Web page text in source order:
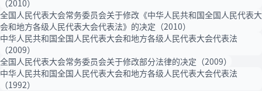
（2010）
全国人民代表大会常务委员会关于修改《中华人民共和国全国人民代表大
会和地方各级人民代表大会代表法》的决定（2010）
中华人民共和国全国人民代表大会和地方各级人民代表大会代表法
（2009）
全国人民代表大会常务委员会关于修改部分法律的决定（2009）
中华人民共和国全国人民代表大会和地方各级人民代表大会代表法
（1992）